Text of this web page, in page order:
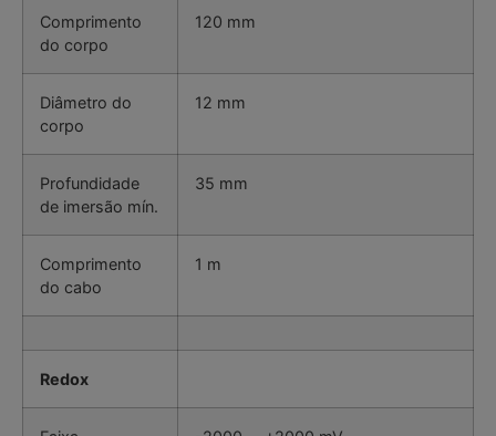
Comprimento
do corpo
120 mm
Diâmetro do
corpo
12 mm
Profundidade
de imersão mín.
35 mm
Comprimento
do cabo
1 m
Redox